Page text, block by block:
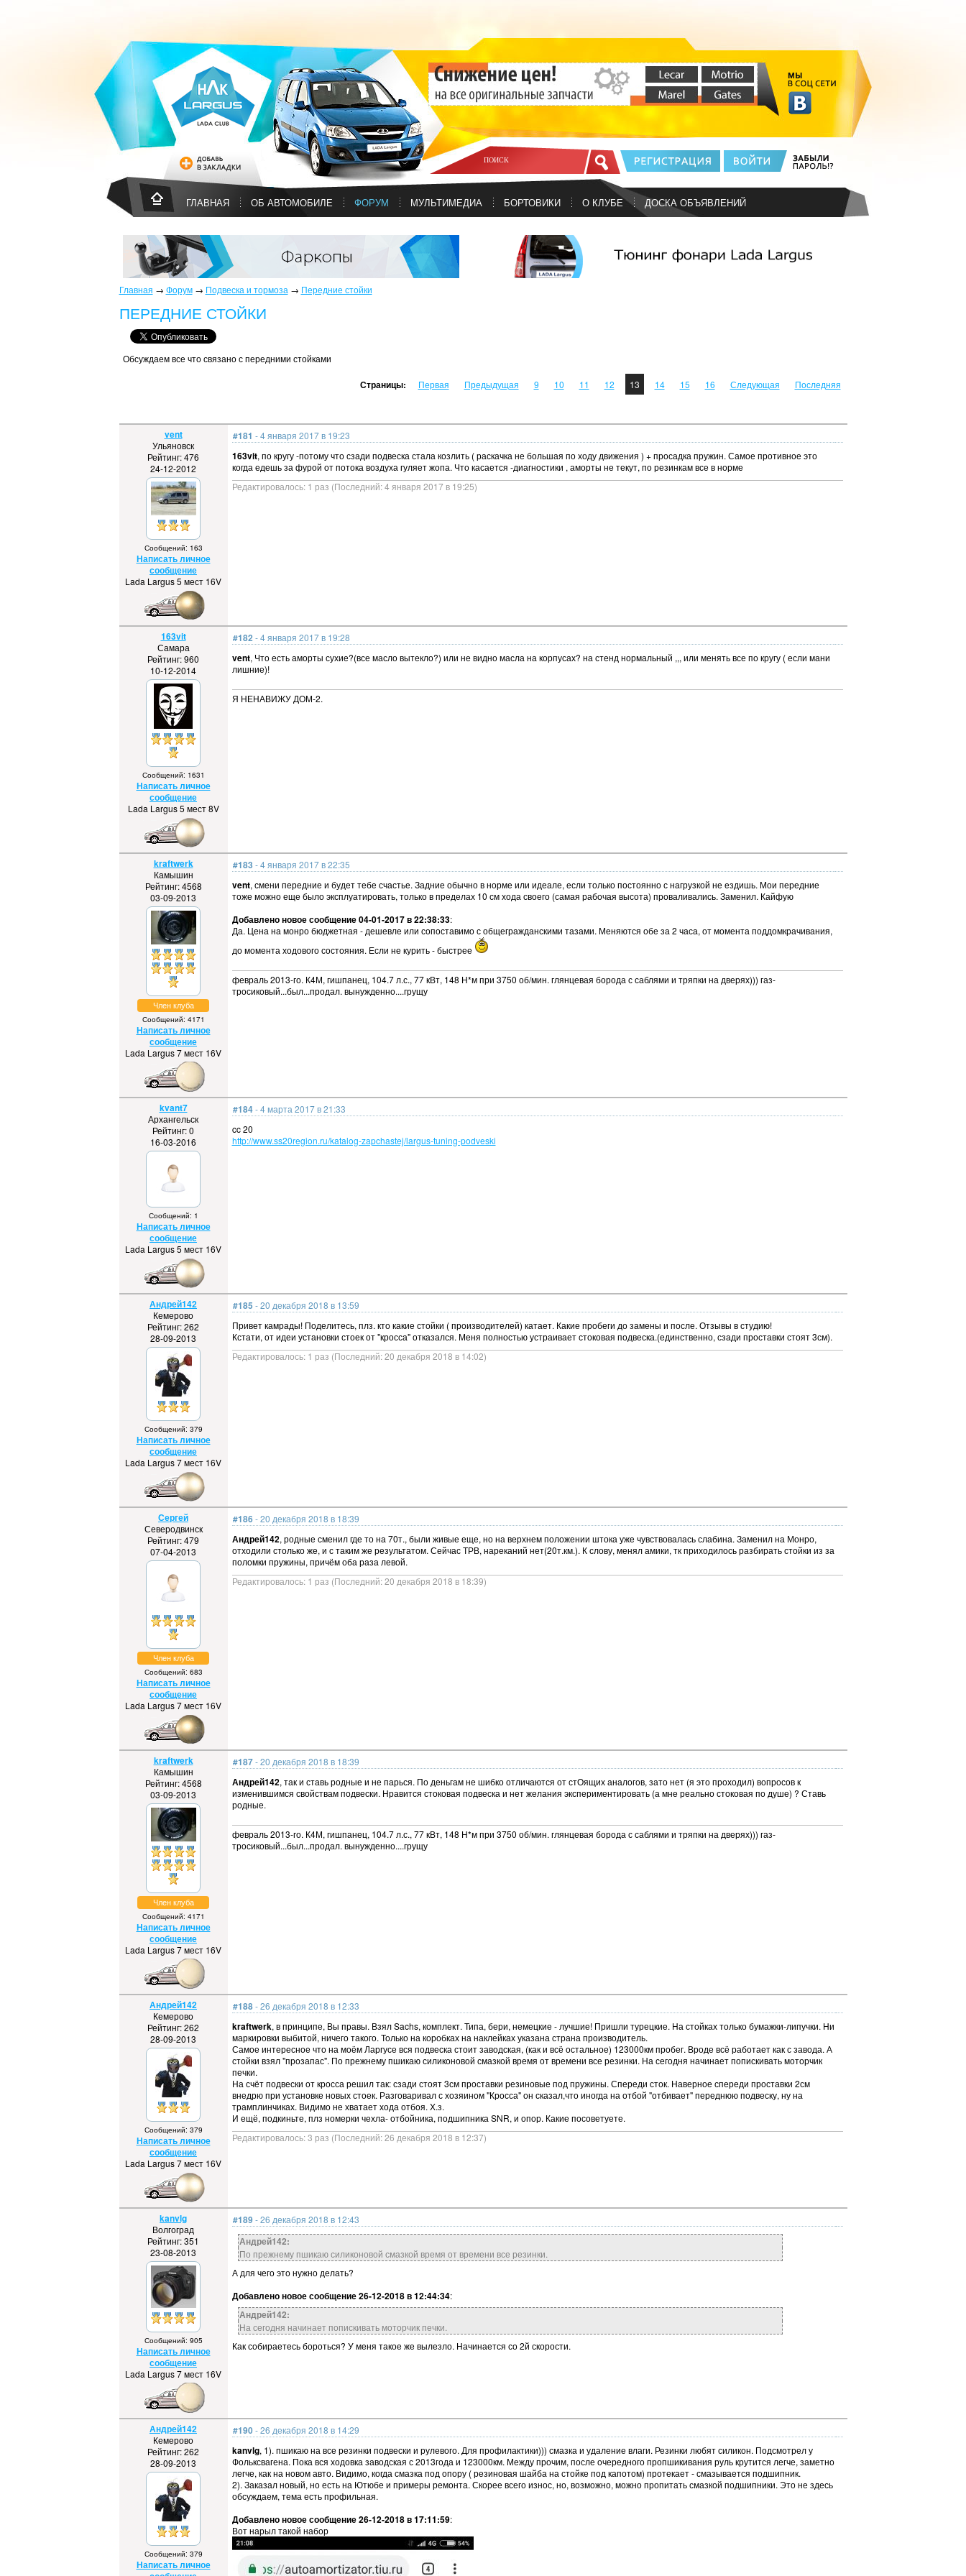
ГЛАВНАЯ ОБ АВТОМОБИЛЕ ФОРУМ МУЛЬТИМЕДИА БОРТОВИКИ О КЛУБЕ ДОСКА ОБЪЯВЛЕНИЙ
Главная → Форум→ Подвеска и тормоза → Передние стойки
ПЕРЕДНИЕ СТОЙКИ
Обсуждаем все что связано с передними стойками
Страницы: Первая Предыдущая 9 10 11 12 13 14 15 16 Следующая Последняя
vent
Ульяновск
Рейтинг: 476
24-12-2012
Сообщений: 163
Написать личное
сообщение
Lada Largus 5 мест 16V
#181 - 4 января 2017 в 19:23
163vit, по кругу -потому что сзади подвеска стала козлить ( раскачка не большая по ходу движения ) + просадка пружин. Самое противное это
когда едешь за фурой от потока воздуха гуляет жопа. Что касается -диагностики , аморты не текут, по резинкам все в норме
Редактировалось: 1 раз (Последний: 4 января 2017 в 19:25)
163vit
Самара
Рейтинг: 960
10-12-2014
Сообщений: 1631
Написать личное
сообщение
Lada Largus 5 мест 8V
#182 - 4 января 2017 в 19:28
vent, Что есть аморты сухие?(все масло вытекло?) или не видно масла на корпусах? на стенд нормальный ,,, или менять все по кругу ( если мани
лишние)!
Я НЕНАВИЖУ ДОМ-2.
kraftwerk
Камышин
Рейтинг: 4568
03-09-2013
Член клуба
Сообщений: 4171
Написать личное
сообщение
Lada Largus 7 мест 16V
#183 - 4 января 2017 в 22:35
vent, смени передние и будет тебе счастье. Задние обычно в норме или идеале, если только постоянно с нагрузкой не ездишь. Мои передние
тоже можно еще было эксплуатировать, только в пределах 10 см хода своего (самая рабочая высота) проваливались. Заменил. Кайфую
Добавлено новое сообщение 04-01-2017 в 22:38:33:
Да. Цена на монро бюджетная - дешевле или сопоставимо с общегражданскими тазами. Меняются обе за 2 часа, от момента поддомкрачивания,
до момента ходового состояния. Если не курить - быстрее
февраль 2013-го. К4М, гишпанец, 104.7 л.с., 77 кВт, 148 Н*м при 3750 об/мин. глянцевая борода с саблями и тряпки на дверях))) газ-
тросиковый...был...продал. вынужденно....грущу
kvant7
Архангельск
Рейтинг: 0
16-03-2016
Сообщений: 1
Написать личное
сообщение
Lada Largus 5 мест 16V
#184- 4 марта 2017 в 21:33
cc 20
http://www.ss20region.ru/katalog-zapchastej/largus-tuning-podveski
Андрей142
Кемерово
Рейтинг: 262
28-09-2013
Сообщений: 379
Написать личное
сообщение
Lada Largus 7 мест 16V
#185 - 20 декабря 2018 в 13:59
Привет камрады! Поделитесь, плз. кто какие стойки ( производителей) катает. Какие пробеги до замены и после. Отзывы в студию!
Кстати, от идеи установки стоек от "кросса" отказался. Меня полностью устраивает стоковая подвеска.(единственно, сзади проставки стоят 3см).
Редактировалось: 1 раз (Последний: 20 декабря 2018 в 14:02)
Сергей
Северодвинск
Рейтинг: 479
07-04-2013
Член клуба
Сообщений: 683
Написать личное
сообщение
Lada Largus 7 мест 16V
#186- 20 декабря 2018 в 18:39
Андрей142, родные сменил где то на 70т., были живые еще, но на верхнем положении штока уже чувствовалась слабина. Заменил на Монро,
отходили столько же, и с таким же результатом. Сейчас ТРВ, нареканий нет(20т.км.). К слову, менял амики, тк приходилось разбирать стойки из за
поломки пружины, причём оба раза левой.
Редактировалось: 1 раз (Последний: 20 декабря 2018 в 18:39)
kraftwerk
Камышин
Рейтинг: 4568
03-09-2013
Член клуба
Сообщений: 4171
Написать личное
сообщение
Lada Largus 7 мест 16V
#187- 20 декабря 2018 в 18:39
Андрей142, так и ставь родные и не парься. По деньгам не шибко отличаются от стОящих аналогов, зато нет (я это проходил) вопросов к
изменившимся свойствам подвески. Нравится стоковая подвеска и нет желания экспериментировать (а мне реально стоковая по душе) ? Ставь
родные.
февраль 2013-го. К4М, гишпанец, 104.7 л.с., 77 кВт, 148 Н*м при 3750 об/мин. глянцевая борода с саблями и тряпки на дверях))) газ-
тросиковый...был...продал. вынужденно....грущу
Андрей142
Кемерово
Рейтинг: 262
28-09-2013
Сообщений: 379
Написать личное
сообщение
Lada Largus 7 мест 16V
#188- 26 декабря 2018 в 12:33
kraftwerk, в принципе, Вы правы. Взял Sachs, комплект. Типа, бери, немецкие - лучшие! Пришли турецкие. На стойках только бумажки-липучки. Ни
маркировки выбитой, ничего такого. Только на коробках на наклейках указана страна производитель.
Самое интересное что на моём Ларгусе вся подвеска стоит заводская, (как и всё остальное) 123000км пробег. Вроде всё работает как с завода. А
стойки взял "прозапас". По прежнему пшикаю силиконовой смазкой время от времени все резинки. На сегодня начинает попискивать моторчик
печки.
На счёт подвески от кросса решил так: сзади стоят 3см проставки резиновые под пружины. Спереди сток. Наверное спереди проставки 2см
внедрю при установке новых стоек. Разговаривал с хозяином "Кросса" он сказал,что иногда на отбой "отбивает" переднюю подвеску, ну на
трамплинчиках. Видимо не хватает хода отбоя. Х.з.
И ещё, подкиньте, плз номерки чехла- отбойника, подшипника SNR, и опор. Какие посоветуете.
Редактировалось: 3 раз (Последний: 26 декабря 2018 в 12:37)
kanvlg
Волгоград
Рейтинг: 351
23-08-2013
Сообщений: 905
Написать личное
сообщение
Lada Largus 7 мест 16V
#189- 26 декабря 2018 в 12:43
Андрей142:
По прежнему пшикаю силиконовой смазкой время от времени все резинки.
А для чего это нужно делать?
Добавлено новое сообщение 26-12-2018 в 12:44:34:
Андрей142:
На сегодня начинает попискивать моторчик печки.
Как собираетесь бороться? У меня такое же вылезло. Начинается со 2й скорости.
Андрей142
Кемерово
Рейтинг: 262
28-09-2013
Сообщений: 379
Написать личное
#190- 26 декабря 2018 в 14:29
kanvlg, 1). пшикаю на все резинки подвески и рулевого. Для профилактики))) смазка и удаление влаги. Резинки любят силикон. Подсмотрел у
Фольксвагена. Пока вся ходовка заводская с 2013года и 123000км. Между прочим, после очередного пропшикивания руль крутится легче, заметно
легче, как на новом авто. Видимо, когда смазка под опору ( резиновая шайба на стойке под капотом) протекает - смазывается подшипник.
2). Заказал новый, но есть на Ютюбе и примеры ремонта. Скорее всего износ, но, возможно, можно пропитать смазкой подшипники. Это не здесь
обсуждаем, тема есть профильная.
Добавлено новое сообщение 26-12-2018 в 17:11:59:
Вот нарыл такой набор